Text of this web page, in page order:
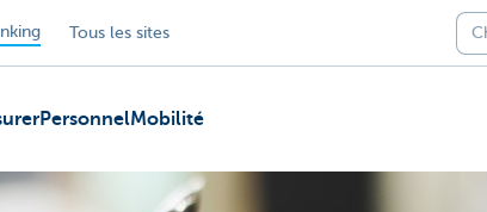
Tous les sites
PersonnelMobilité